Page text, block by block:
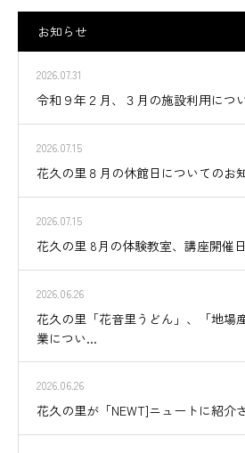
お知らせ
2026.07.31
令和９年２月、３月の施設利用につ
2026.07.15
花久の里８月の休館日についてのお
2026.07.15
花久の里 8月の体験教室、講座開催
2026.06.26
花久の里「花音里うどん」、「地場
業につい...
2026.06.26
花久の里が「NEWT]ニュートに紹介